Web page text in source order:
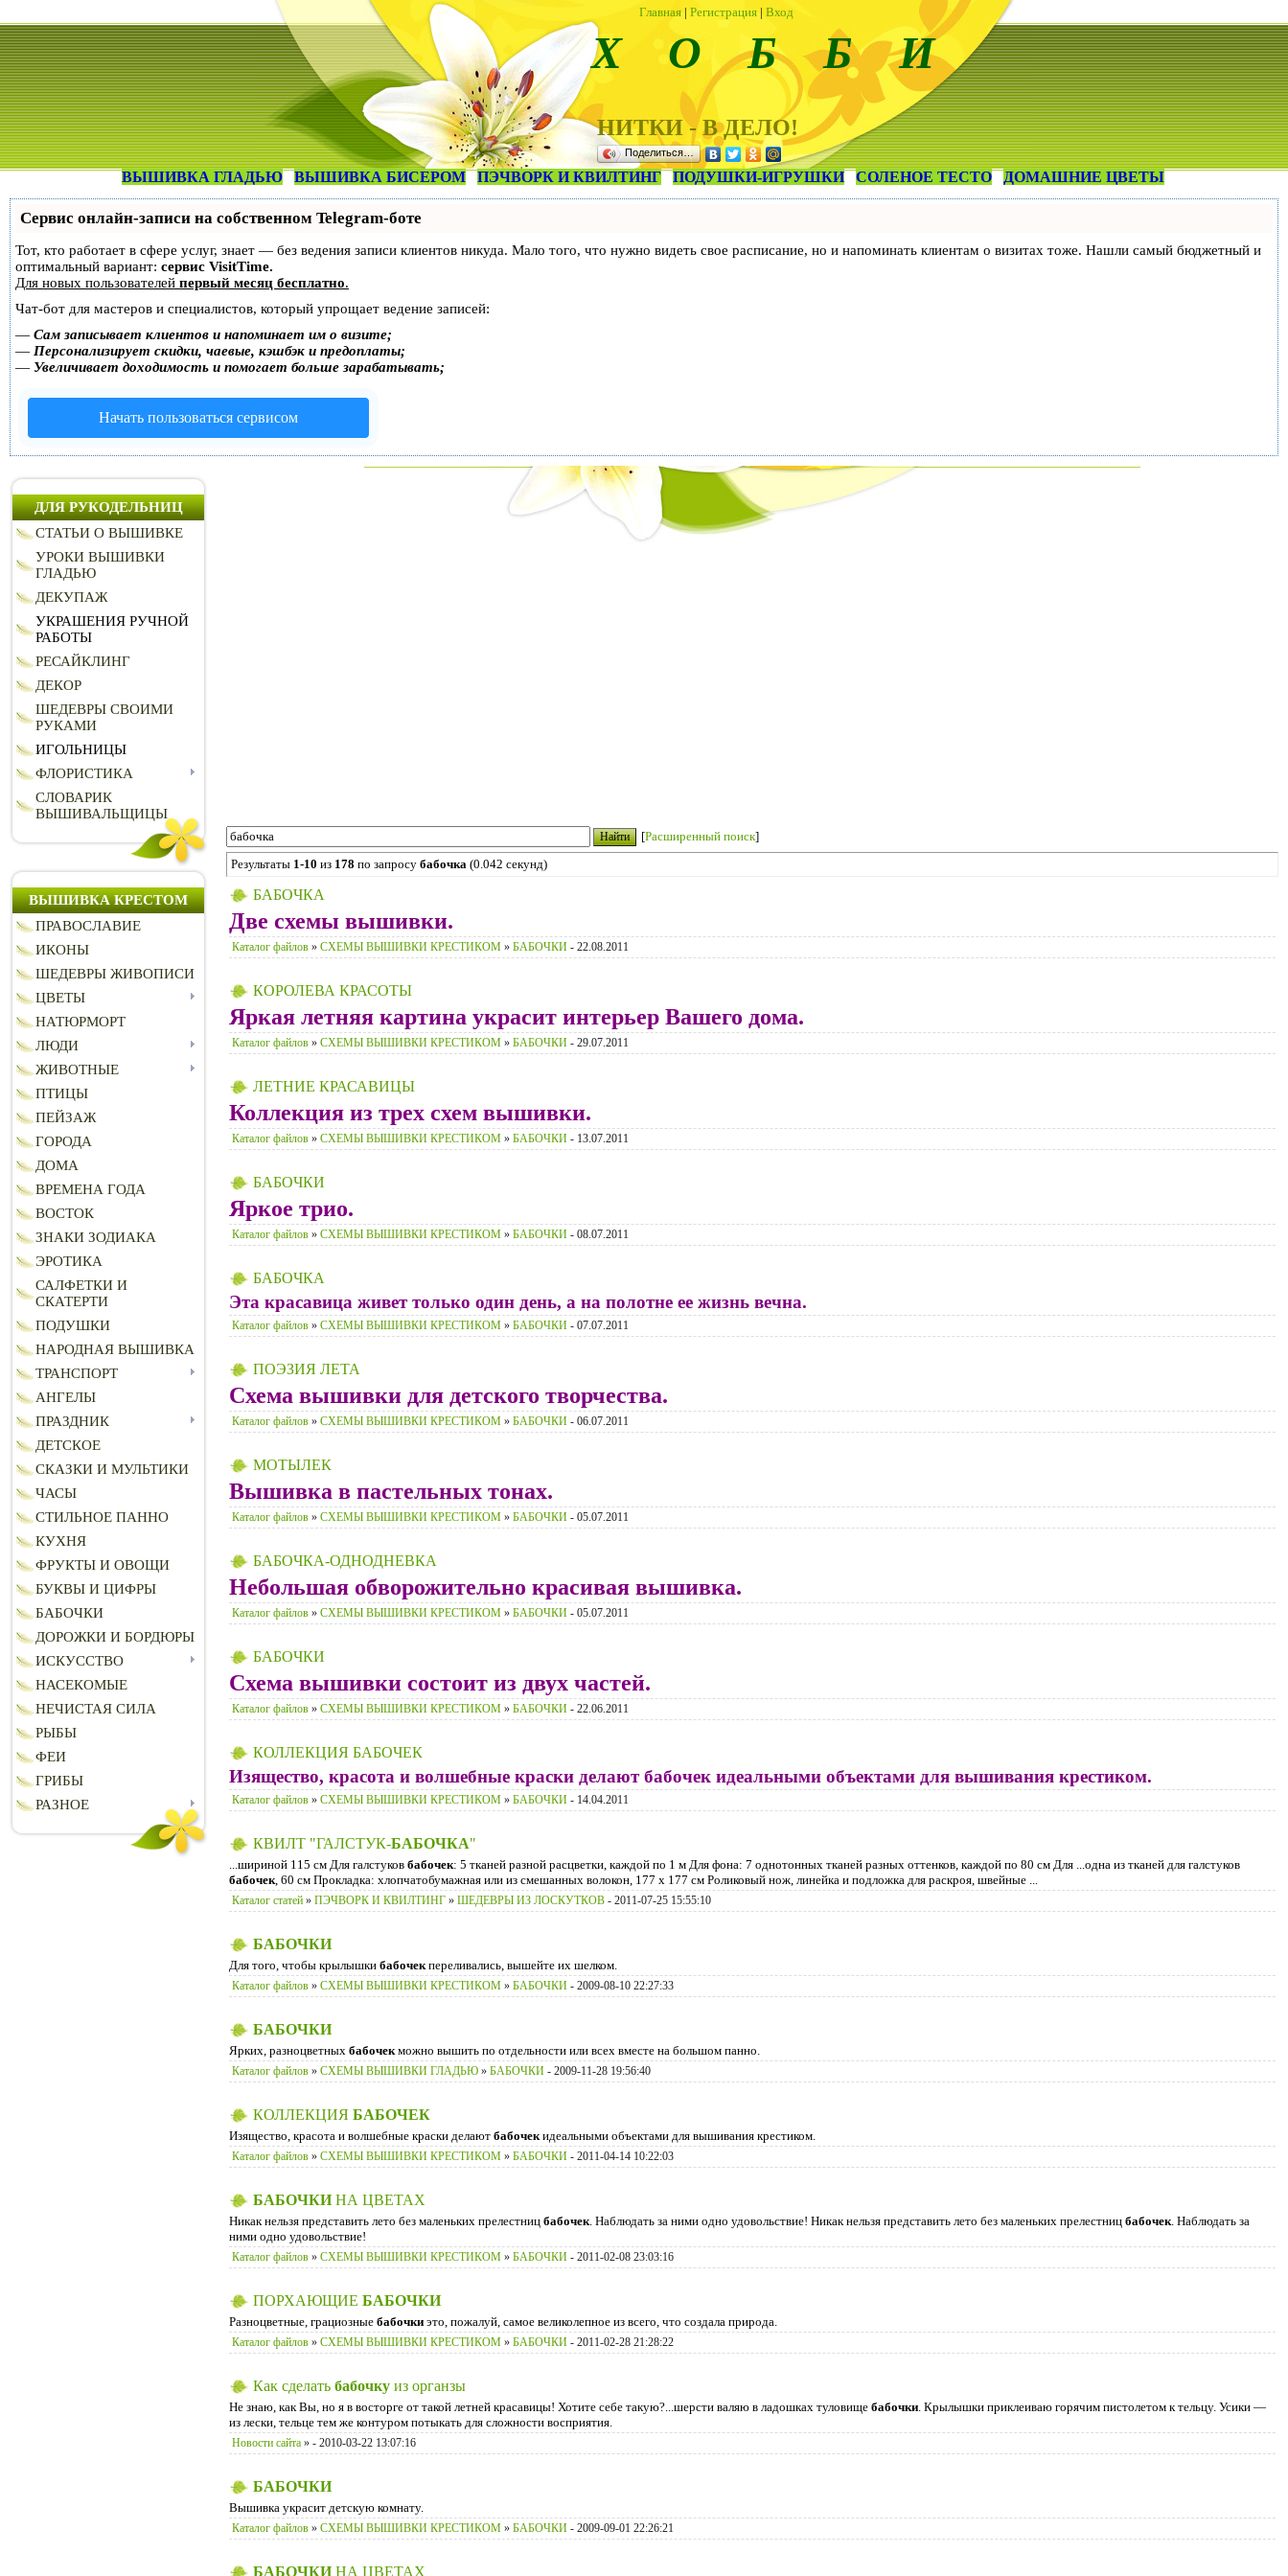
Главная | Регистрация | Вход
Х О Б Б И
НИТКИ - В ДЕЛО!
Поделиться…
ВЫШИВКА ГЛАДЬЮ ВЫШИВКА БИСЕРОМ ПЭЧВОРК И КВИЛТИНГ ПОДУШКИ-ИГРУШКИ СОЛЕНОЕ ТЕСТО ДОМАШНИЕ ЦВЕТЫ
Сервис онлайн-записи на собственном Telegram-боте
Тот, кто работает в сфере услуг, знает — без ведения записи клиентов никуда. Мало того, что нужно видеть свое расписание, но и напоминать клиентам о визитах тоже. Нашли самый бюджетный и
оптимальный вариант: сервис VisitTime.
Для новых пользователей первый месяц бесплатно.
Чат-бот для мастеров и специалистов, который упрощает ведение записей:
— Сам записывает клиентов и напоминает им о визите;
— Персонализирует скидки, чаевые, кэшбэк и предоплаты;
— Увеличивает доходимость и помогает больше зарабатывать;
Начать пользоваться сервисом
ДЛЯ РУКОДЕЛЬНИЦ
СТАТЬИ О ВЫШИВКЕ
УРОКИ ВЫШИВКИ
ГЛАДЬЮ
ДЕКУПАЖ
УКРАШЕНИЯ РУЧНОЙ
РАБОТЫ
РЕСАЙКЛИНГ
ДЕКОР
ШЕДЕВРЫ СВОИМИ
РУКАМИ
ИГОЛЬНИЦЫ
ФЛОРИСТИКА
СЛОВАРИК
ВЫШИВАЛЬЩИЦЫ
ВЫШИВКА КРЕСТОМ
ПРАВОСЛАВИЕ
ИКОНЫ
ШЕДЕВРЫ ЖИВОПИСИ
ЦВЕТЫ
НАТЮРМОРТ
ЛЮДИ
ЖИВОТНЫЕ
ПТИЦЫ
ПЕЙЗАЖ
ГОРОДА
ДОМА
ВРЕМЕНА ГОДА
ВОСТОК
ЗНАКИ ЗОДИАКА
ЭРОТИКА
САЛФЕТКИ И
СКАТЕРТИ
ПОДУШКИ
НАРОДНАЯ ВЫШИВКА
ТРАНСПОРТ
АНГЕЛЫ
ПРАЗДНИК
ДЕТСКОЕ
СКАЗКИ И МУЛЬТИКИ
ЧАСЫ
СТИЛЬНОЕ ПАННО
КУХНЯ
ФРУКТЫ И ОВОЩИ
БУКВЫ И ЦИФРЫ
БАБОЧКИ
ДОРОЖКИ И БОРДЮРЫ
ИСКУССТВО
НАСЕКОМЫЕ
НЕЧИСТАЯ СИЛА
РЫБЫ
ФЕИ
ГРИБЫ
РАЗНОЕ
[Расширенный поиск]
Результаты 1-10 из 178 по запросу бабочка (0.042 секунд)
БАБОЧКА
Две схемы вышивки.
Каталог файлов » СХЕМЫ ВЫШИВКИ КРЕСТИКОМ » БАБОЧКИ - 22.08.2011
КОРОЛЕВА КРАСОТЫ
Яркая летняя картина украсит интерьер Вашего дома.
Каталог файлов » СХЕМЫ ВЫШИВКИ КРЕСТИКОМ » БАБОЧКИ - 29.07.2011
ЛЕТНИЕ КРАСАВИЦЫ
Коллекция из трех схем вышивки.
Каталог файлов » СХЕМЫ ВЫШИВКИ КРЕСТИКОМ » БАБОЧКИ - 13.07.2011
БАБОЧКИ
Яркое трио.
Каталог файлов » СХЕМЫ ВЫШИВКИ КРЕСТИКОМ » БАБОЧКИ - 08.07.2011
БАБОЧКА
Эта красавица живет только один день, а на полотне ее жизнь вечна.
Каталог файлов » СХЕМЫ ВЫШИВКИ КРЕСТИКОМ » БАБОЧКИ - 07.07.2011
ПОЭЗИЯ ЛЕТА
Схема вышивки для детского творчества.
Каталог файлов » СХЕМЫ ВЫШИВКИ КРЕСТИКОМ » БАБОЧКИ - 06.07.2011
МОТЫЛЕК
Вышивка в пастельных тонах.
Каталог файлов » СХЕМЫ ВЫШИВКИ КРЕСТИКОМ » БАБОЧКИ - 05.07.2011
БАБОЧКА-ОДНОДНЕВКА
Небольшая обворожительно красивая вышивка.
Каталог файлов » СХЕМЫ ВЫШИВКИ КРЕСТИКОМ » БАБОЧКИ - 05.07.2011
БАБОЧКИ
Схема вышивки состоит из двух частей.
Каталог файлов » СХЕМЫ ВЫШИВКИ КРЕСТИКОМ » БАБОЧКИ - 22.06.2011
КОЛЛЕКЦИЯ БАБОЧЕК
Изящество, красота и волшебные краски делают бабочек идеальными объектами для вышивания крестиком.
Каталог файлов » СХЕМЫ ВЫШИВКИ КРЕСТИКОМ » БАБОЧКИ - 14.04.2011
КВИЛТ "ГАЛСТУК-БАБОЧКА"
...шириной 115 см Для галстуков бабочек: 5 тканей разной расцветки, каждой по 1 м Для фона: 7 однотонных тканей разных оттенков, каждой по 80 см Для ...одна из тканей для галстуков
бабочек, 60 см Прокладка: хлопчатобумажная или из смешанных волокон, 177 х 177 см Роликовый нож, линейка и подложка для раскроя, швейные ...
Каталог статей » ПЭЧВОРК И КВИЛТИНГ » ШЕДЕВРЫ ИЗ ЛОСКУТКОВ - 2011-07-25 15:55:10
БАБОЧКИ
Для того, чтобы крылышки бабочекпереливались, вышейте их шелком.
Каталог файлов » СХЕМЫ ВЫШИВКИ КРЕСТИКОМ » БАБОЧКИ - 2009-08-10 22:27:33
БАБОЧКИ
Ярких, разноцветных бабочекможно вышить по отдельности или всех вместе на большом панно.
Каталог файлов » CХЕМЫ ВЫШИВКИ ГЛАДЬЮ » БАБОЧКИ - 2009-11-28 19:56:40
КОЛЛЕКЦИЯ БАБОЧЕК
Изящество, красота и волшебные краски делают бабочекидеальными объектами для вышивания крестиком.
Каталог файлов » СХЕМЫ ВЫШИВКИ КРЕСТИКОМ » БАБОЧКИ - 2011-04-14 10:22:03
БАБОЧКИНА ЦВЕТАХ
Никак нельзя представить лето без маленьких прелестниц бабочек. Наблюдать за ними одно удовольствие! Никак нельзя представить лето без маленьких прелестниц бабочек. Наблюдать за
ними одно удовольствие!
Каталог файлов » СХЕМЫ ВЫШИВКИ КРЕСТИКОМ » БАБОЧКИ - 2011-02-08 23:03:16
ПОРХАЮЩИЕ БАБОЧКИ
Разноцветные, грациозные бабочки это, пожалуй, самое великолепное из всего, что создала природа.
Каталог файлов » СХЕМЫ ВЫШИВКИ КРЕСТИКОМ » БАБОЧКИ - 2011-02-28 21:28:22
Как сделать бабочку из органзы
Не знаю, как Вы, но я в восторге от такой летней красавицы! Хотите себе такую?...шерсти валяю в ладошках туловище бабочки. Крылышки приклеиваю горячим пистолетом к тельцу. Усики —
из лески, тельце тем же контуром потыкать для сложности восприятия.
Новости сайта » - 2010-03-22 13:07:16
БАБОЧКИ
Вышивка украсит детскую комнату.
Каталог файлов » СХЕМЫ ВЫШИВКИ КРЕСТИКОМ » БАБОЧКИ - 2009-09-01 22:26:21
БАБОЧКИНА ЦВЕТАХ